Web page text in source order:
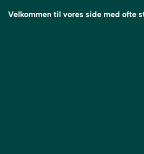
Velkommen til vores side med ofte